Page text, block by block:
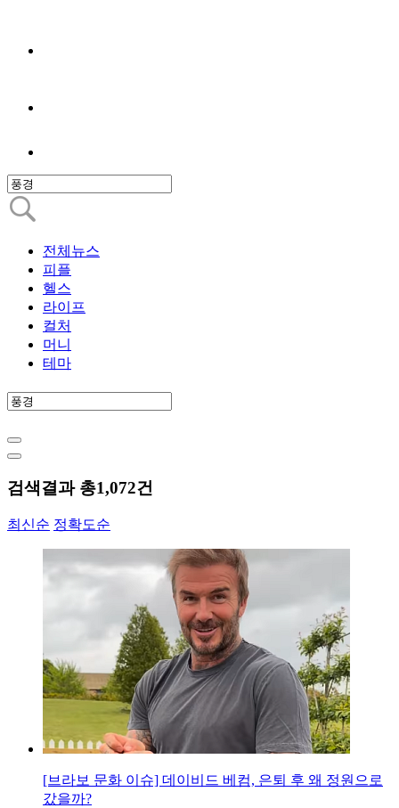
전체뉴스
피플
헬스
라이프
컬처
머니
테마
검색결과 총1,072건
최신순 정확도순
[브라보 문화 이슈] 데이비드 베컴, 은퇴 후 왜 정원으로
갔을까?